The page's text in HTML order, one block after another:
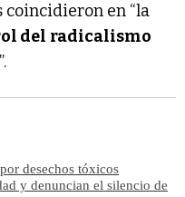
coincidieron en “la
del radicalismo
desechos tóxicos
y denuncian el silencio de